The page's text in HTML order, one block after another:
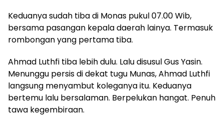
Keduanya sudah tiba di Monas pukul 07.00 Wib,
bersama pasangan kepala daerah lainya. Termasuk
rombongan yang pertama tiba.
Ahmad Luthfi tiba lebih dulu. Lalu disusul Gus Yasin.
Menunggu persis di dekat tugu Munas, Ahmad Luthfi
langsung menyambut koleganya itu. Keduanya
bertemu lalu bersalaman. Berpelukan hangat. Penuh
tawa kegembiraan.